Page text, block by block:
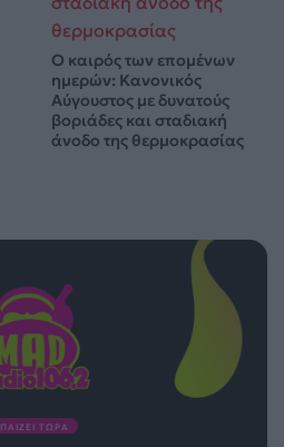
Ο καιρός των επομένων
ημερών: Κανονικός
Αύγουστος με δυνατούς
βοριάδες και σταδιακή
άνοδο της θερμοκρασίας
ΠΑΙΖΕΙ ΤΩΡΑ